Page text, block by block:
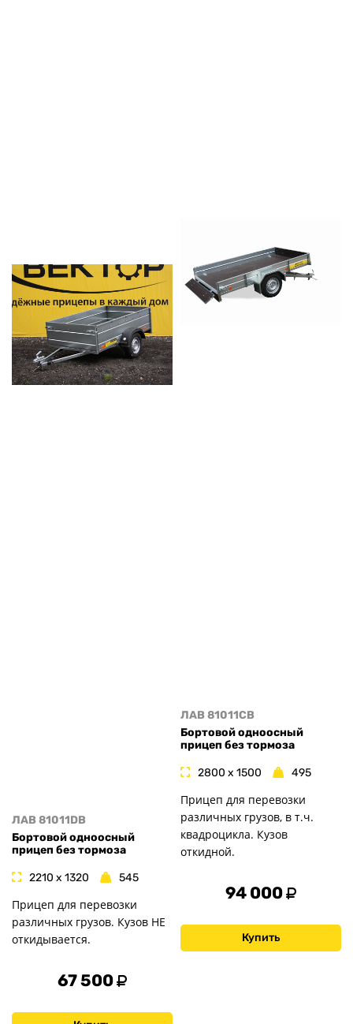
ЛАВ 81011DB
Бортовой одноосный
прицеп без тормоза
2210 x 1320 545
Прицеп для перевозки
различных грузов. Кузов НЕ
откидывается.
67 500
ЛАВ 81011CB
Бортовой одноосный
прицеп без тормоза
2800 x 1500 495
Прицеп для перевозки
различных грузов, в т.ч.
квадроцикла. Кузов
откидной.
94 000
Купить